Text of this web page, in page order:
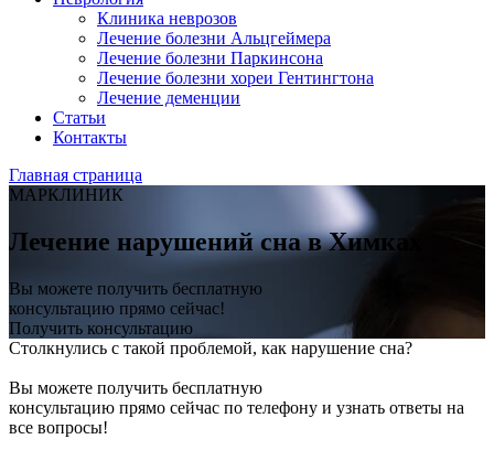
Клиника неврозов
Лечение болезни Альцгеймера
Лечение болезни Паркинсона
Лечение болезни хореи Гентингтона
Лечение деменции
Статьи
Контакты
Главная страница
МАРКЛИНИК
Лечение нарушений сна в Химках
Вы можете получить бесплатную
консультацию прямо сейчас!
Получить консультацию
Столкнулись с такой проблемой, как нарушение сна?
Вы можете получить бесплатную
консультацию прямо сейчас по телефону и узнать ответы на
все вопросы!